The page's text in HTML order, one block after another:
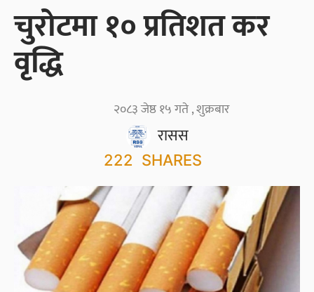
चुरोटमा १० प्रतिशत कर
वृद्धि
रासस
२०८३ जेष्ठ १५ गते , शुक्रबार
222 SHARES